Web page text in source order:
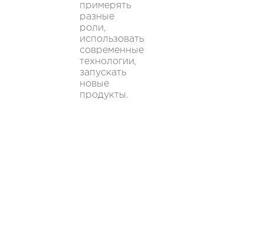
примерять
разные
роли,
использовать
современные
технологии,
запускать
новые
продукты.